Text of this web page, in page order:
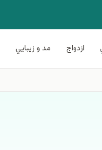
ازدواج مد و زيبايي